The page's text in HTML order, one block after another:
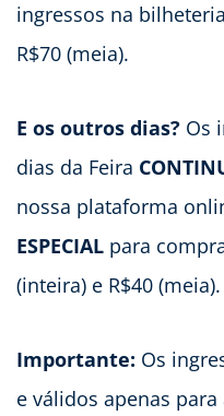
ingressos na
R$70 (meia).
E os outros dias? Os
dias da Feira
nossa plataforma
ESPECIAL para
(inteira) e R$40 (meia).
Importante: Os
e válidos apenas